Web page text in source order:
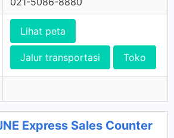
Lihat peta
Jalur transportasi Toko
Express Sales Counter